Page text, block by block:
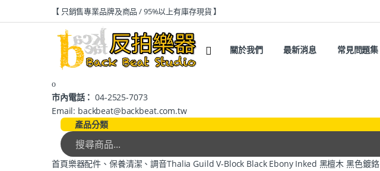
【 只銷售專業品牌及商品 / 95%以上有庫存現貨 】
關於我們 最新消息 常見問題集
市內電話： 04-2525-7073
Email: backbeat@backbeat.com.tw
產品分類
首頁樂器配件、保養清潔、調音Thalia Guild V-Block Black Ebony Inked 黑檀木 黑色鍍鉻